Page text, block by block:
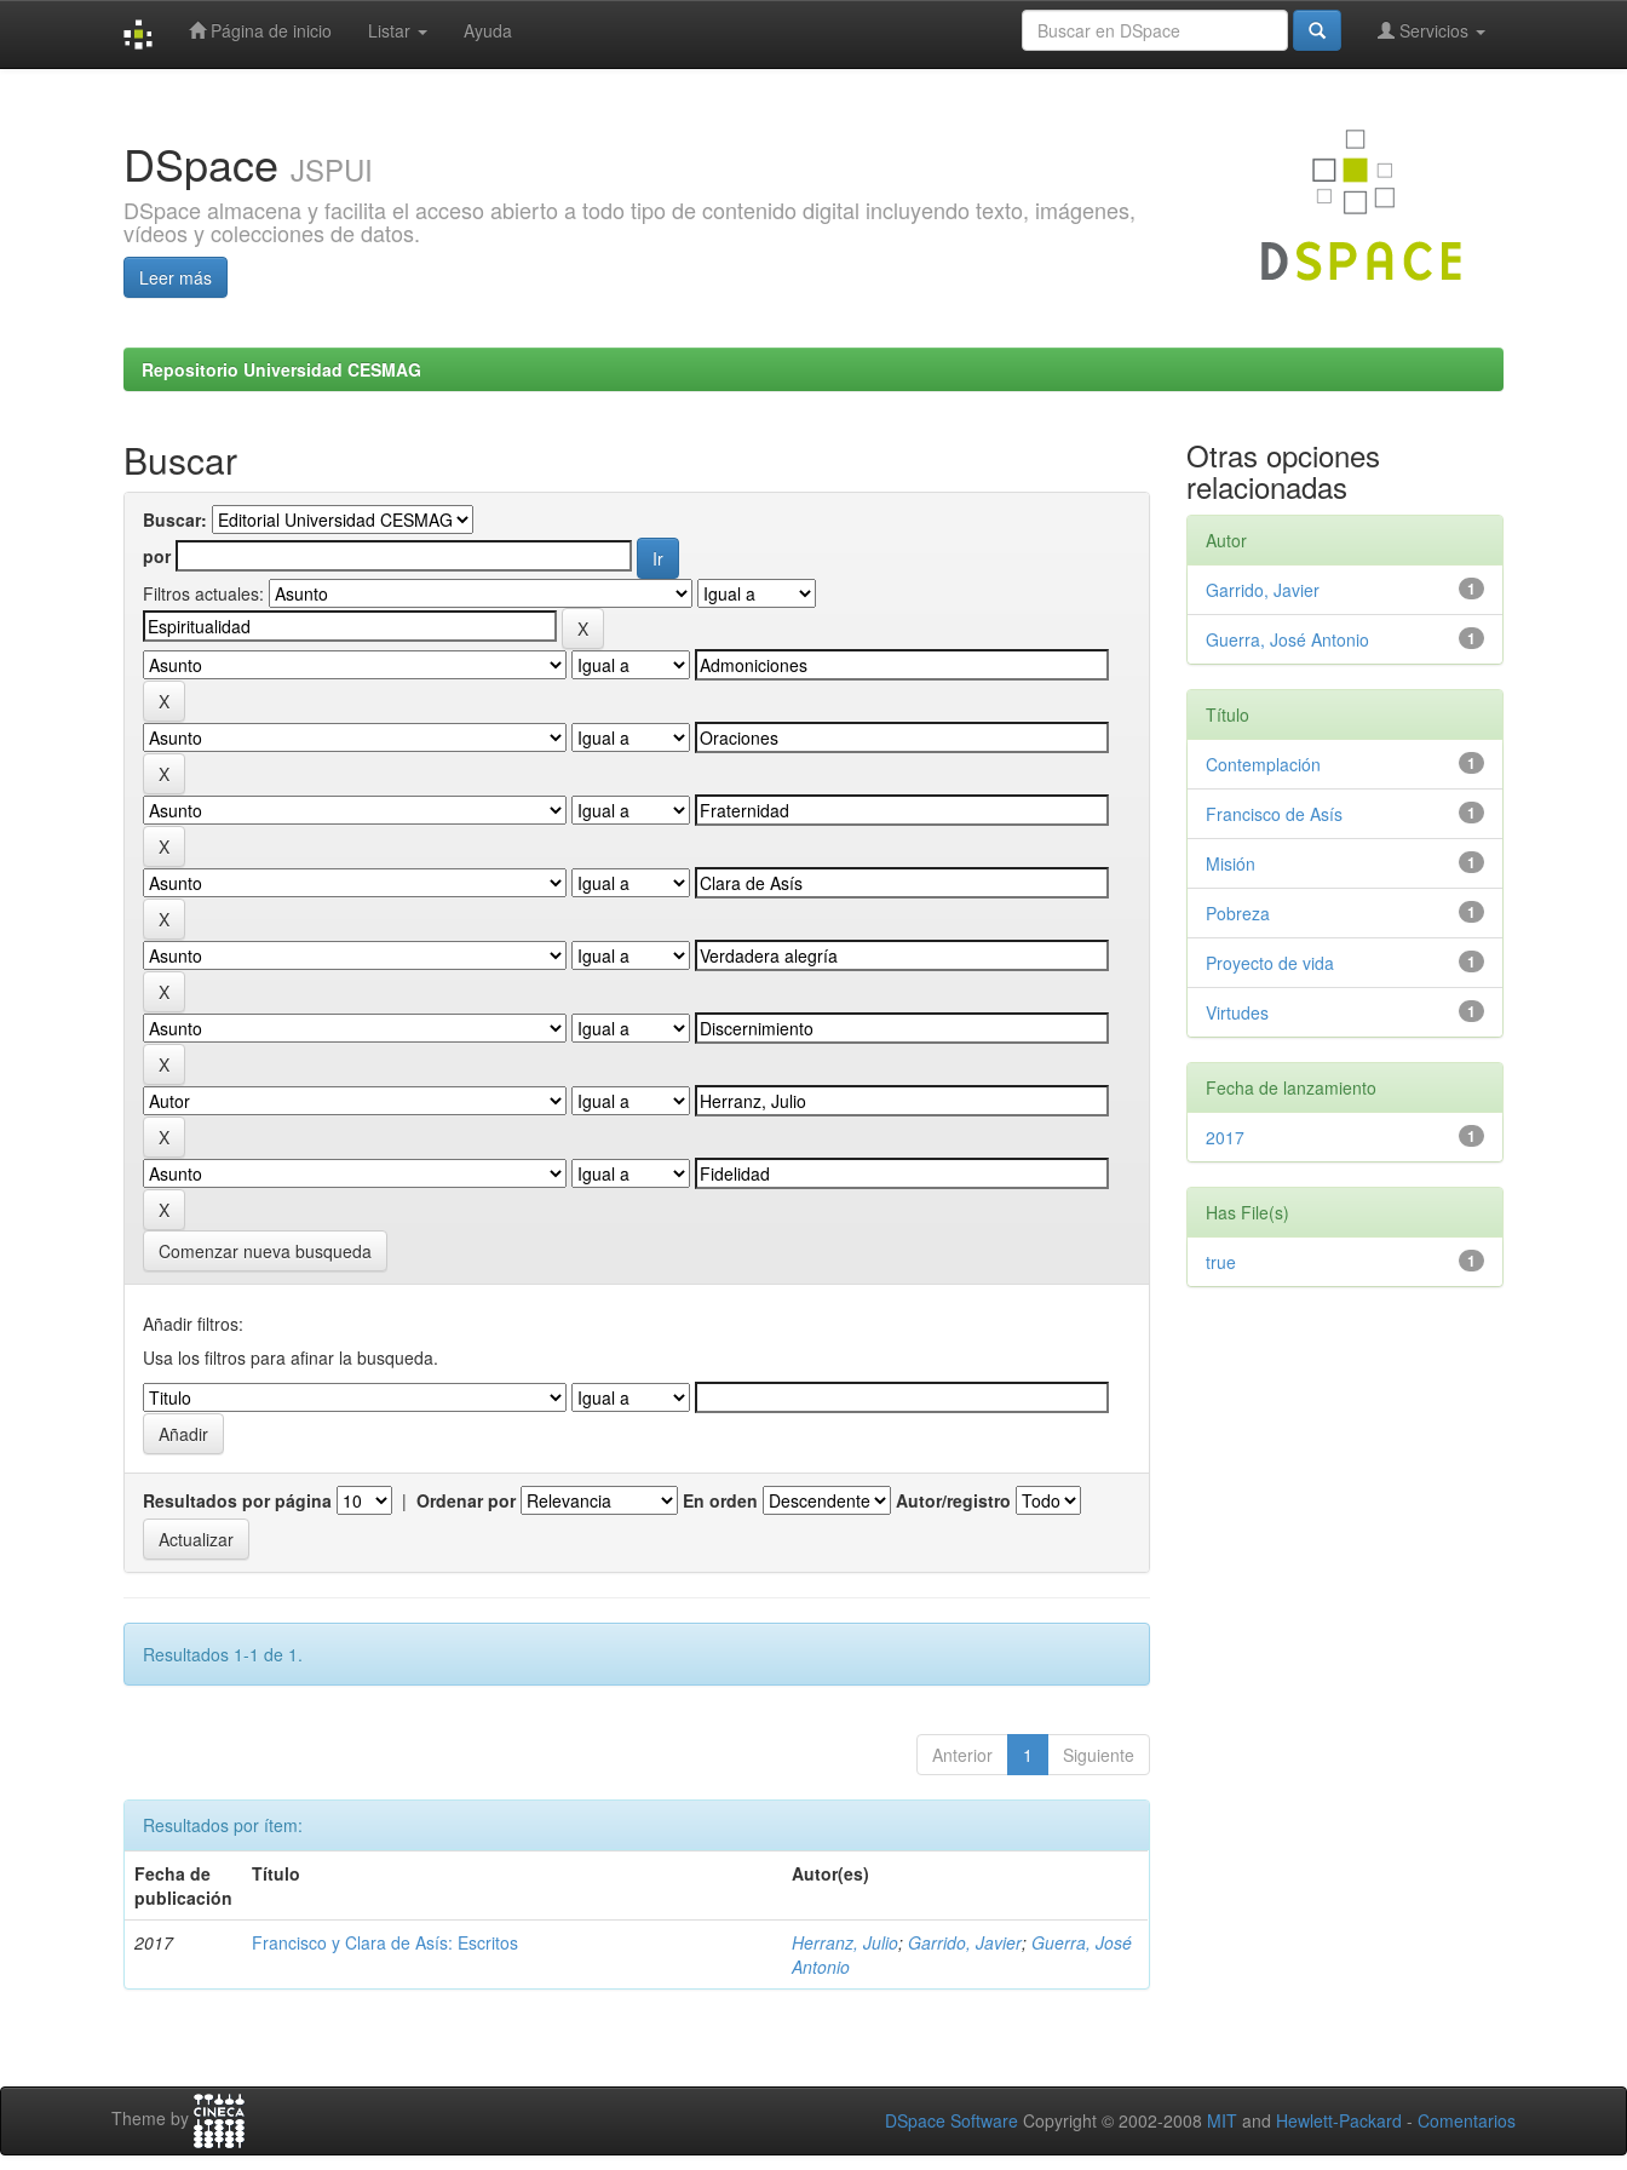
Página de inicio Listar Ayuda Servicios
DSpace JSPUI
DSpace almacena y facilita el acceso abierto a todo tipo de contenido digital incluyendo texto, imágenes,
vídeos y colecciones de datos.
Leer más
Repositorio Universidad CESMAG
Buscar
Buscar:
por
Filtros actuales:
Comenzar nueva busqueda
Añadir filtros:
Usa los filtros para afinar la busqueda.
Resultados por página | Ordenar por En orden Autor/registro
Resultados 1-1 de 1.
Anterior 1 Siguiente
Resultados por ítem:
Fecha de
publicación
Título Autor(es)
2017 Francisco y Clara de Asís: Escritos Herranz, Julio; Garrido, Javier; Guerra, José
Antonio
Otras opciones
relacionadas
Autor
1
Garrido, Javier
1
Guerra, José Antonio
Título
1
Contemplación
1
Francisco de Asís
1
Misión
1
Pobreza
1
Proyecto de vida
1
Virtudes
Fecha de lanzamiento
1
2017
Has File(s)
1
true
Theme by DSpace Software Copyright © 2002-2008 MIT and Hewlett-Packard - Comentarios